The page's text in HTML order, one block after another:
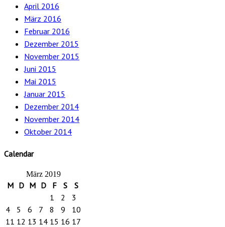
April 2016
März 2016
Februar 2016
Dezember 2015
November 2015
Juni 2015
Mai 2015
Januar 2015
Dezember 2014
November 2014
Oktober 2014
Calendar
März 2019
M D M D F S
S
1
2
3
4
5 6 7 8 9
10
11 12 13 14 15 16 17